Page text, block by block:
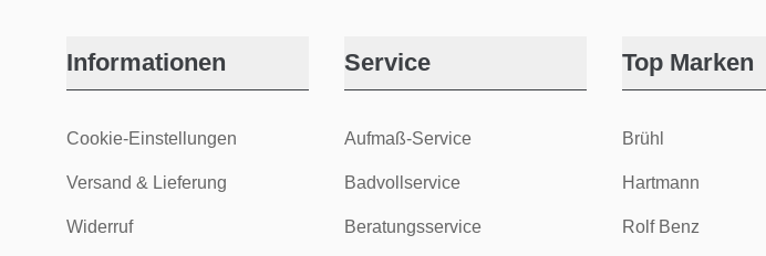
Informationen
Cookie-Einstellungen
Versand & Lieferung
Widerruf
Service
Aufmaß-Service
Badvollservice
Beratungsservice
Top Marken
Brühl
Hartmann
Rolf Benz